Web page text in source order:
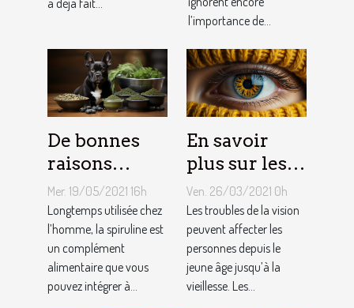
l’importance de...
De bonnes
raisons
d’opter pour
la spiruline
pour
animaux
domestiques
Mer. 19/05/2021 16h
Longtemps utilisée chez
l’homme, la spiruline est
un complément
alimentaire que vous
pouvez intégrer à...
En savoir
plus sur les
troubles de la
vision ?
Ven. 26/03/2021 0h
Les troubles de la vision
peuvent affecter les
personnes depuis le
jeune âge jusqu’à la
vieillesse. Les...